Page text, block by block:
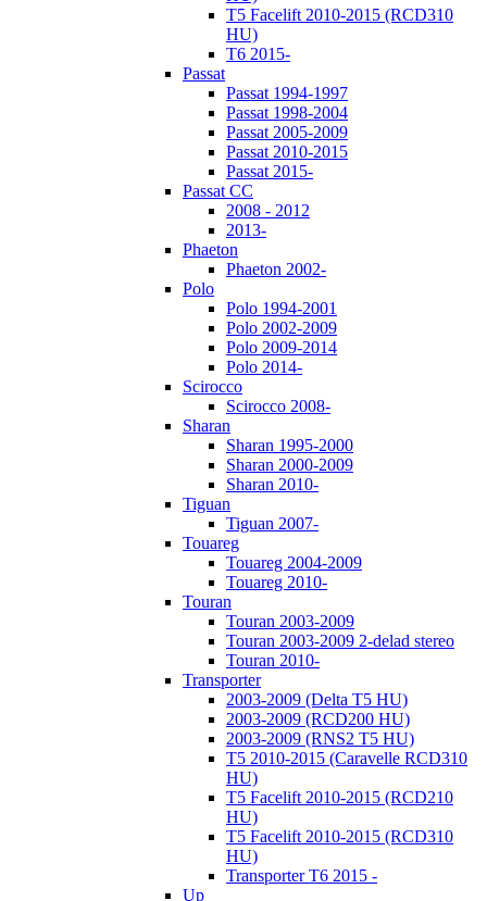
T5 Facelift 2010-2015 (RCD310
HU)
T6 2015-
Passat
Passat 1994-1997
Passat 1998-2004
Passat 2005-2009
Passat 2010-2015
Passat 2015-
Passat CC
2008 - 2012
2013-
Phaeton
Phaeton 2002-
Polo
Polo 1994-2001
Polo 2002-2009
Polo 2009-2014
Polo 2014-
Scirocco
Scirocco 2008-
Sharan
Sharan 1995-2000
Sharan 2000-2009
Sharan 2010-
Tiguan
Tiguan 2007-
Touareg
Touareg 2004-2009
Touareg 2010-
Touran
Touran 2003-2009
Touran 2003-2009 2-delad stereo
Touran 2010-
Transporter
2003-2009 (Delta T5 HU)
2003-2009 (RCD200 HU)
2003-2009 (RNS2 T5 HU)
T5 2010-2015 (Caravelle RCD310
HU)
T5 Facelift 2010-2015 (RCD210
HU)
T5 Facelift 2010-2015 (RCD310
HU)
Transporter T6 2015 -
Up